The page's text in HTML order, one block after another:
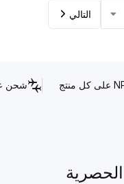
التالي
شحن